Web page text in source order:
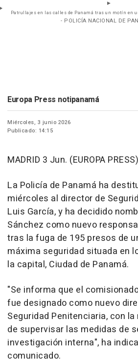
Patrullajes en las calles de Panamá tras un motín en
- POLICÍA NACIONAL DE
Europa Press notipanamá
Miércoles, 3 junio 2026
Publicado: 14:15
MADRID 3 Jun. (EUROPA
La Policía de Panamá ha
miércoles al director de
Luis García, y ha decidido
Sánchez como nuevo
tras la fuga de 195 presos de
máxima seguridad situada en
la capital, Ciudad de Panamá.
"Se informa que el
fue designado como nuevo
Seguridad Penitenciaria, con
de supervisar las medidas de
investigación interna", ha
comunicado.